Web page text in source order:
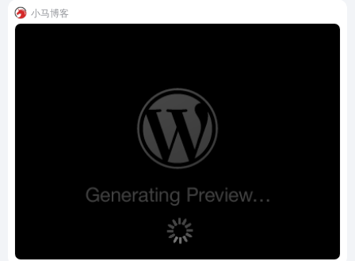
小马博客